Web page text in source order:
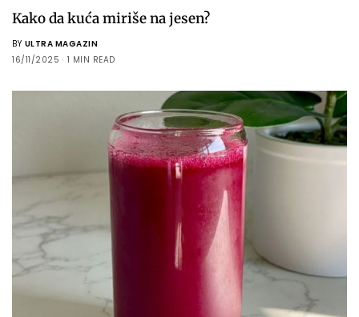
Kako da kuća miriše na jesen?
BY ULTRA MAGAZIN
16/11/2025
1 MIN READ